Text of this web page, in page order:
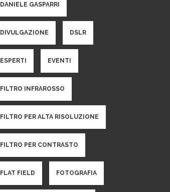
DANIELE GASPARRI
DIVULGAZIONE DSLR
ESPERTI EVENTI
FILTRO INFRAROSSO
FILTRO PER ALTA RISOLUZIONE
FILTRO PER CONTRASTO
FLAT FIELD FOTOGRAFIA